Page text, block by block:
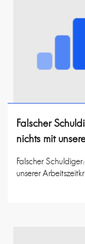
Falscher
nichts mit
Falscher
unserer